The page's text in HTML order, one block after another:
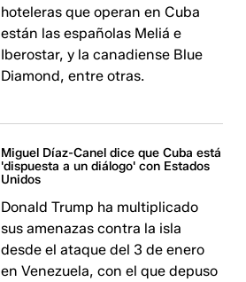
hoteleras que operan en Cuba
están las españolas Meliá e
Iberostar, y la canadiense Blue
Diamond, entre otras.
Miguel Díaz-Canel dice que Cuba está
'dispuesta a un diálogo' con Estados
Unidos
Donald Trump ha multiplicado
sus amenazas contra la isla
desde el ataque del 3 de enero
en Venezuela, con el que depuso